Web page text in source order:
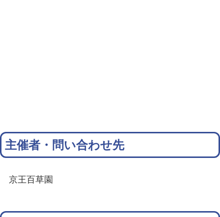
主催者・問い合わせ先
京王百草園